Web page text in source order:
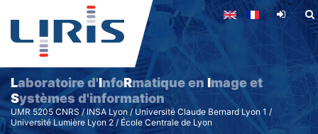
Aller
contenu
principal
Laboratoire d'InfoRmatique enImage et
Systèmes d'information
UMR 5205 CNRS / INSA Lyon / Université Claude Bernard Lyon 1 /
Université Lumière Lyon 2 / École Centrale de Lyon